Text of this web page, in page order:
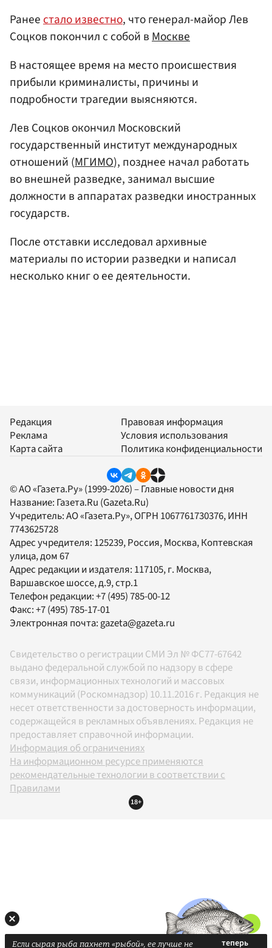
Ранеестало известно, что генерал-майор Лев
Соцков покончил с собой вМоскве
В настоящее время на место происшествия
прибыли криминалисты, причины и
подробности трагедии выясняются.
Лев Соцков окончил Московский
государственный институт международных
отношений (МГИМО), позднее начал работать
во внешней разведке, занимал высшие
должности в аппаратах разведки иностранных
государств.
После отставки исследовал архивные
материалы по истории разведки и написал
несколько книг о ее деятельности.
Редакция
Реклама
Карта сайта
Правовая информация
Условия использования
Политика конфиденциальности
© АО «Газета.Ру» (1999-2026) – Главные новости дня
Название: Газета.Ru (Gazeta.Ru)
Учредитель:АО «Газета.Ру», ОГРН 1067761730376, ИНН
7743625728
Адрес учредителя: 125239, Россия, Москва, Коптевская
улица, дом 67
Адрес редакции и издателя: 117105, г. Москва,
Варшавское шоссе, д.9, стр.1
Телефон редакции:+7 (495) 785-00-12
Факс:+7 (495) 785-17-01
Электронная почта:gazeta@gazeta.ru
Свидетельство о регистрации СМИ Эл № ФС77-67642
выдано федеральной службой по надзору в сфере
связи, информационных технологий и массовых
коммуникаций (Роскомнадзор) 10.11.2016 г. Редакция не
несет ответственности за достоверность информации,
содержащейся в рекламных объявлениях. Редакция не
предоставляет справочной информации.
Информация об ограничениях
На информационном ресурсе применяются
рекомендательные технологии в соответствии с
Правилами
18+
Если сырая рыба пахнет «рыбой», ее лучше не